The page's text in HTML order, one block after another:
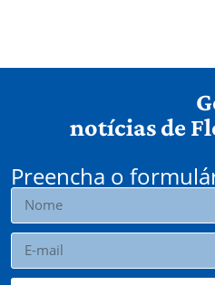
notícias de
Preencha o